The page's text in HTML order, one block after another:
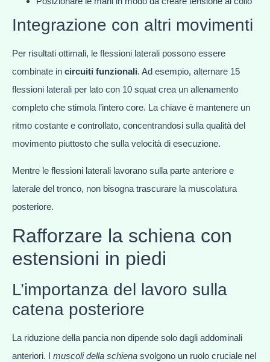
Integrazione con altri movimenti
Per risultati ottimali, le flessioni laterali possono essere
combinate in circuiti funzionali. Ad esempio, alternare 15
flessioni laterali per lato con 10 squat crea un allenamento
completo che stimola l’intero core. La chiave è mantenere un
ritmo costante e controllato, concentrandosi sulla qualità del
movimento piuttosto che sulla velocità di esecuzione.
Mentre le flessioni laterali lavorano sulla parte anteriore e
laterale del tronco, non bisogna trascurare la muscolatura
posteriore.
Rafforzare la schiena con
estensioni in piedi
L’importanza del lavoro sulla
catena posteriore
La riduzione della pancia non dipende solo dagli addominali
anteriori. I muscoli della schiena svolgono un ruolo cruciale nel